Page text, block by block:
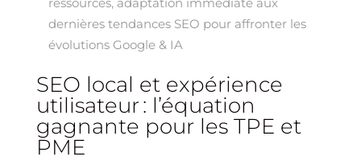
dernières tendances SEO pour affronter les
évolutions Google & IA
SEO local et expérience
utilisateur : l’équation
gagnante pour les TPE et
PME